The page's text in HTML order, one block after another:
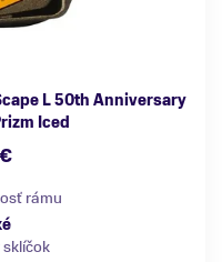
L 50th Anniversary
Iced
rámu
sklíčok